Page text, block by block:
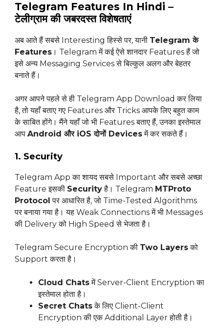
Telegram Features In Hindi –
टेलीग्राम की जबरदस्त विशेषताएं
अब आते हैं सबसे Interesting हिस्से पर, यानी Telegram के
Features । Telegram में कई ऐसे शानदार Features हैं जो
इसे अन्य Messaging Services से बिल्कुल अलग और बेहतर
बनाते हैं।
अगर आपने पहले से ही Telegram App Download कर लिया
है, तो यहाँ बताए गए Features और Tricks आपके लिए बहुत काम
के साबित होंगे। मैंने यहाँ जो भी Features बताए हैं, उनका इस्तेमाल
आप Android और iOS दोनों Devicesमें कर सकते हैं।
1. Security
Telegram App का शायद सबसे Important और सबसे अच्छा
Feature इसकी Securityहै। Telegram MTProto
Protocol पर आधारित है, जो Time-Tested Algorithms
पर बनाया गया है। यह Weak Connections में भी Messages
की Delivery को High Speed से भेजता है।
Telegram Secure Encryption की Two Layersको
Support करता है।
Cloud Chatsमें Server-Client Encryption का
इस्तेमाल होता है।
Secret Chatsके लिए Client-Client
Encryption की एक Additional Layer होती है।